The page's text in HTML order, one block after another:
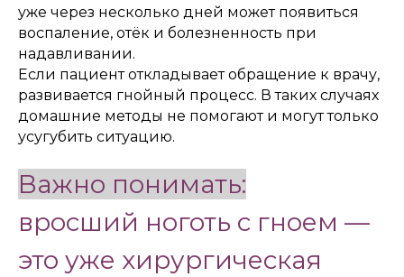
уже через несколько дней может появиться
воспаление, отёк и болезненность при
надавливании.
Если пациент откладывает обращение к врачу,
развивается гнойный процесс. В таких случаях
домашние методы не помогают и могут только
усугубить ситуацию.
Важно понимать:
вросший ноготь с гноем —
это уже хирургическая